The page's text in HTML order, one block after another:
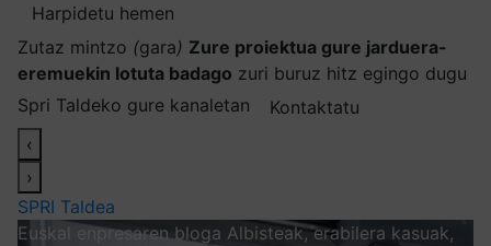
Harpidetu hemen
Zutaz mintzo (gara) Zure proiektua gure jarduera-
eremuekin lotuta badago zuri buruz hitz egingo dugu
Spri Taldeko gure kanaletan
Kontaktatu
‹
›
SPRI Taldea
Euskal enpresaren bloga Albisteak, erabilera kasuak,